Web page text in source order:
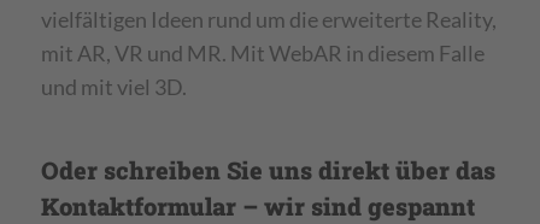
vielfältigen Ideen rund um die erweiterte Reality,
mit AR, VR und MR. Mit WebAR in diesem Falle
und mit viel 3D.
Oder schreiben Sie uns direkt über das
Kontaktformular – wir sind gespannt